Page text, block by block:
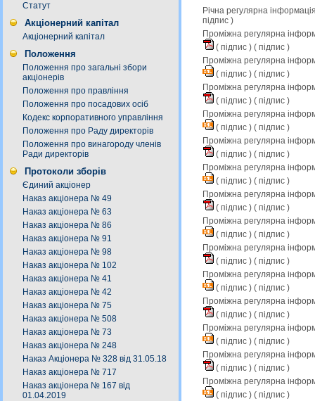
Статут
Акціонерний капітал
Акціонерний капітал
Положення
Положення про загальні збори
акціонерів
Положення про правління
Положення про посадових осіб
Кодекс корпоративного управління
Положення про Раду директорів
Положення про винагороду членів
Ради директорів
Протоколи зборів
Єдиний акціонер
Наказ акціонера № 49
Наказ акціонера № 63
Наказ акціонера № 86
Наказ акціонера № 91
Наказ акціонера № 98
Наказ акціонера № 102
Наказ акціонера № 41
Наказ акціонера № 42
Наказ акціонера № 75
Наказ акціонера № 508
Наказ акціонера № 73
Наказ акціонера № 248
Наказ Акціонера № 328 від 31.05.18
Наказ акціонера № 717
Наказ акціонера № 167 від
01.04.2019
Річна регулярна
підпис )
Проміжна регулярна
( підпис ) ( підпис )
Проміжна регулярна
( підпис ) ( підпис )
Проміжна регулярна
( підпис ) ( підпис )
Проміжна регулярна
( підпис ) ( підпис )
Проміжна регулярна
( підпис ) ( підпис )
Проміжна регулярна
( підпис ) ( підпис )
Проміжна регулярна
( підпис ) ( підпис )
Проміжна регулярна
( підпис ) ( підпис )
Проміжна регулярна
( підпис ) ( підпис )
Проміжна регулярна
( підпис ) ( підпис )
Проміжна регулярна
( підпис ) ( підпис )
Проміжна регулярна
( підпис ) ( підпис )
Проміжна регулярна
( підпис ) ( підпис )
Проміжна регулярна
( підпис ) ( підпис )